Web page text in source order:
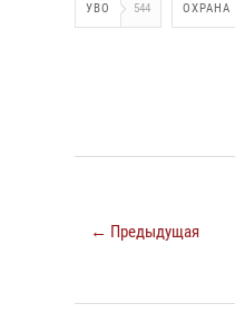
УВО 544 ОХРАНА
← Предыдущая